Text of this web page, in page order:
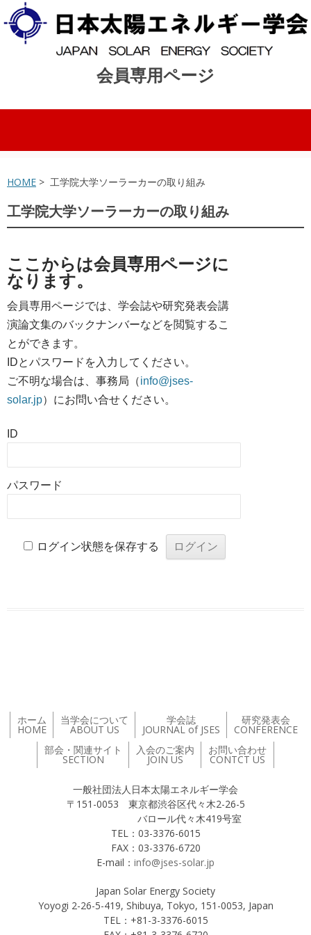
会員専用ページ
コンテンツへスキップ
HOME > 工学院大学ソーラーカーの取り組み
工学院大学ソーラーカーの取り組み
ここからは会員専用ページに
なります。
会員専用ページでは、学会誌や研究発表会講
演論文集のバックナンバーなどを閲覧するこ
とができます。
IDとパスワードを入力してください。
ご不明な場合は、事務局（info@jses-
solar.jp）にお問い合せください。
ID
パスワード
ログイン状態を保存する
ホーム
HOME
当学会について
ABOUT US
学会誌
JOURNAL of JSES
研究発表会
CONFERENCE
部会・関連サイト
SECTION
入会のご案内
JOIN US
お問い合わせ
CONTCT US
一般社団法人日本太陽エネルギー学会
〒151-0053 東京都渋谷区代々木2-26-5
バロール代々木419号室
TEL：03-3376-6015
FAX：03-3376-6720
E-mail： info@jses-solar.jp
Japan Solar Energy Society
Yoyogi 2-26-5-419, Shibuya, Tokyo, 151-0053, Japan
TEL：+81-3-3376-6015